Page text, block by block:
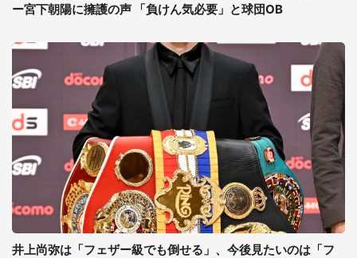
ー宮下朝陽に擁護の声 「負けん気必要」と球団OB
井上尚弥は「フェザー級でも倒せる」、今後見たいのは「フ